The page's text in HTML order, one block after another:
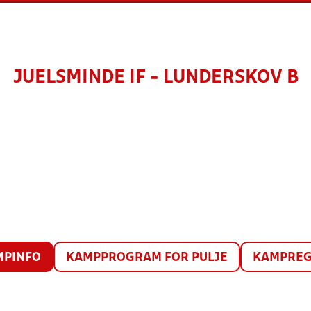
JUELSMINDE IF - LUNDERSKOV B
KAMPPROGRAM FOR PULJE